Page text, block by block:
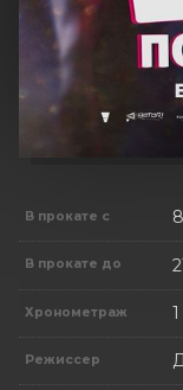
В прокате с
В прокате до
Хронометраж
Режиссер